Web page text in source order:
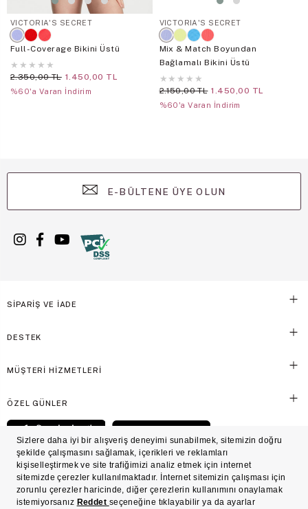
VICTORIA'S SECRET
Full-Coverage Bikini Üstü
★ ★ ★ ★ ★
2.350,00 TL 1.450,00 TL
%60'a Varan İndirim
VICTORIA'S SECRET
Mix & Match Boyundan
Bağlamalı Bikini Üstü
★ ★ ★ ★ ★
2.150,00 TL 1.450,00 TL
%60'a Varan İndirim
E-BÜLTENE ÜYE OLUN
SİPARİŞ VE İADE
DESTEK
MÜŞTERİ HİZMETLERİ
ÖZEL GÜNLER
© Victoria's Secret Shaya Mağazacılık A.Ş. Franchise lisansı aracılığıyla işletilen ticari
markasıdır. Her hakkı saklıdır.